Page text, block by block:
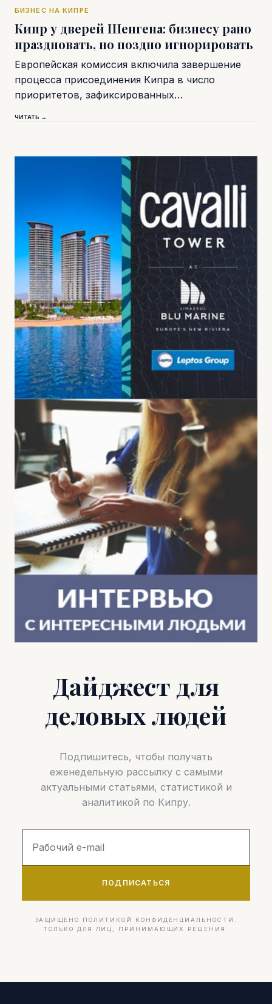
БИЗНЕС НА КИПРЕ
Кипр у дверей Шенгена: бизнесу рано
праздновать, но поздно игнорировать
Европейская комиссия включила завершение
процесса присоединения Кипра в число
приоритетов, зафиксированных…
ЧИТАТЬ →
Дайджест для
деловых людей
Подпишитесь, чтобы получать
еженедельную рассылку с самыми
актуальными статьями, статистикой и
аналитикой по Кипру.
ПОДПИСАТЬСЯ
ЗАЩИЩЕНО ПОЛИТИКОЙ КОНФИДЕНЦИАЛЬНОСТИ.
ТОЛЬКО ДЛЯ ЛИЦ, ПРИНИМАЮЩИХ РЕШЕНИЯ.